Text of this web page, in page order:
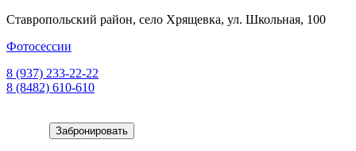
Ставропольский район, село Хрящевка, ул. Школьная, 100
Фотосессии
8 (937) 233-22-22
8 (8482) 610-610
Забронировать